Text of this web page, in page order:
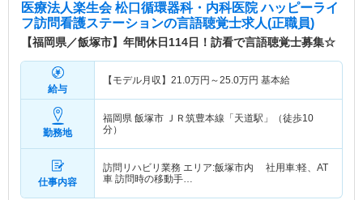
医療法人楽生会 松口循環器科・内科医院 ハッピーライ
フ訪問看護ステーションの言語聴覚士求人(正職員)
【福岡県／飯塚市】年間休日114日！訪看で言語聴覚士募集☆
給与
【モデル月収】 21.0万円～25.0万円 基本給
勤務地
福岡県 飯塚市 ＪＲ筑豊本線「天道駅」（徒歩10
分）
仕事内容
訪問リハビリ業務 エリア:飯塚市内 社用車:軽、AT
車 訪問時の移動手…